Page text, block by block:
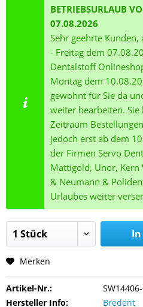
BETRIEBSURLAUB
07.08.2026
Sehr geehrte
- Freitag dem
Dentalstoff
Montag dem
gewohnt für Sie da
weiter bearbeiten.
Zeitraum
jedoch erst ab dem
der Firmen Servo
Mattigold, Unor, Kern
& Neumann &
Urlaubes weiter
Merken
Artikel-Nr.:
Hersteller Info:
Bredent